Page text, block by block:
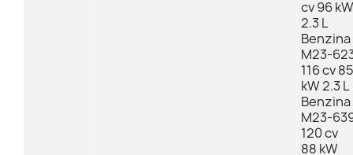
cv 96 kW
2.3 L
Benzina
M23-
116 cv 85
kW 2.3 L
Benzina
M23-
120 cv
88 kW